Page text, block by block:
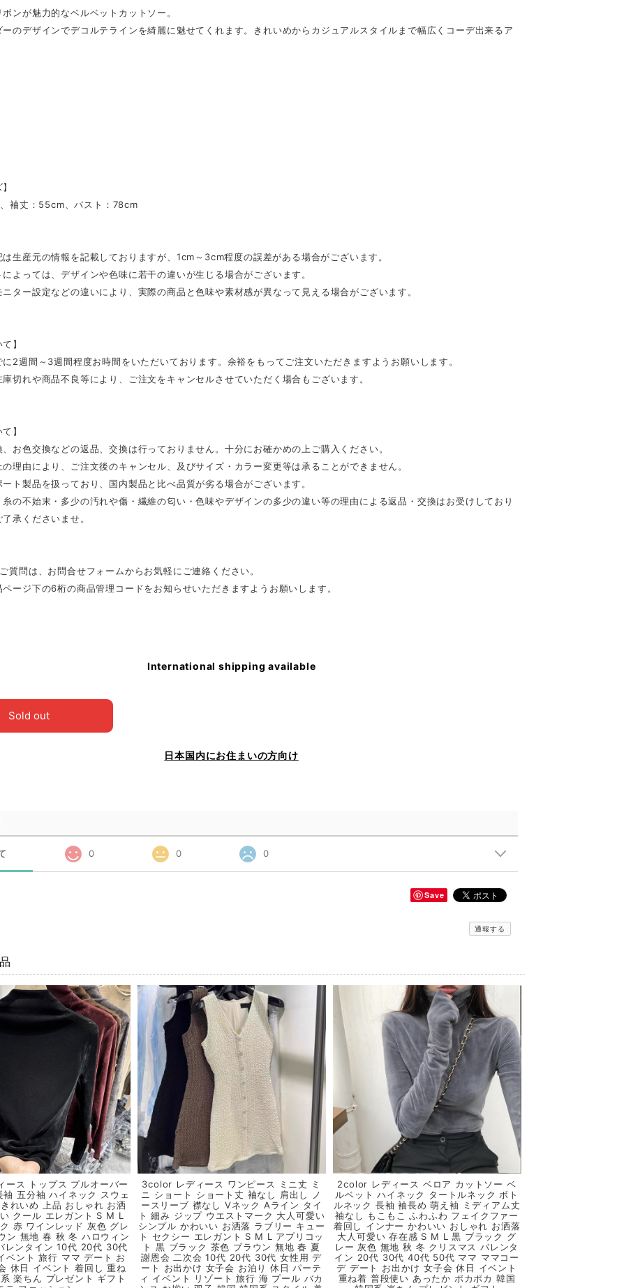
ンが魅力的なベルベットカットソー。
ーのデザインでデコルテラインを綺麗に魅せてくれます。きれいめからカジュアルスタイルまで幅広くコーデ出来るア
袖丈：55cm、バスト：78cm
は生産元の情報を記載しておりますが、1cm～3cm程度の誤差がある場合がございます。
によっては、デザインや色味に若干の違いが生じる場合がございます。
ニター設定などの違いにより、実際の商品と色味や素材感が異なって見える場合がございます。
】
に2週間～3週間程度お時間をいただいております。余裕をもってご注文いただきますようお願いします。
庫切れや商品不良等により、ご注文をキャンセルさせていただく場合もございます。
】
、お色交換などの返品、交換は行っておりません。十分にお確かめの上ご購入ください。
の理由により、ご注文後のキャンセル、及びサイズ・カラー変更等は承ることができません。
ート製品を扱っており、国内製品と比べ品質が劣る場合がございます。
糸の不始末・多少の汚れや傷・繊維の匂い・色味やデザインの多少の違い等の理由による返品・交換はお受けしており
承くださいませ。
質問は、お問合せフォームからお気軽にご連絡ください。
ページ下の6桁の商品管理コードをお知らせいただきますようお願いします。
International shipping available
Sold out
日本国内にお住まいの方向け
0 0 0
Save
通報する
ス トップス プルオーバー
袖 五分袖 ハイネック スウェ
れいめ 上品 おしゃれ お洒
クール エレガント S M L
赤 ワインレッド 灰色 グレ
ン 無地 春 秋 冬 ハロウィン
レンタイン 10代 20代 30代
ベント 旅行 ママ デート お
休日 イベント 着回し 重ね
楽ちん プレゼント ギフト
3color レディース ワンピース ミニ丈 ミ
ニ ショート ショート丈 袖なし 肩出し ノ
ースリーブ 襟なし Vネック Aライン タイ
ト 細み ジップ ウエストマーク 大人可愛い
シンプル かわいい お洒落 ラブリー キュー
ト セクシー エレガント S M L アプリコッ
ト 黒 ブラック 茶色 ブラウン 無地 春 夏
謝恩会 二次会 10代 20代 30代 女性用 デ
ート お出かけ 女子会 お泊り 休日 パーテ
ィ イベント リゾート 旅行 海 プール バカ
2color レディース ベロア カットソー ベ
ルベット ハイネック タートルネック ボト
ルネック 長袖 袖長め 萌え袖 ミディアム丈
袖なし もこもこ ふわふわ フェイクファー
着回し インナー かわいい おしゃれ お洒落
大人可愛い 存在感 S M L 黒 ブラック グ
レー 灰色 無地 秋 冬 クリスマス バレンタ
イン 20代 30代 40代 50代 ママ ママコー
デ デート お出かけ 女子会 休日 イベント
重ね着 普段使い あったか ポカポカ 韓国